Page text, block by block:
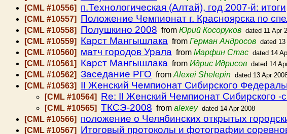
[CML #10556] п.Технологическая (Алтай), год 2007-й: итоги
[CML #10557] Положение Чемпионат г. Красноярска по
[CML #10558] Полушкино 2008 from Юрий Косоруков dated 11 Apr
[CML #10559] Карст Мангышлака from Герман Андросов dated 13
[CML #10560] матч городов Урала from Марфин Стас dated 14
[CML #10561] Карст Мангышлака from Идрис Идрисов dated 14
[CML #10562] Заседание РГО from Alexei Shelepin dated 13 Apr
[CML #10563] II Женский Чемпионат Сибирского
[CML #10564] Re: II Женский Чемпионат Сибирского -
[CML #10565] ТКСЭ-2008 from alexey dated 14 Apr 2008
[CML #10566] положение о Челябинских открытых
[CML #10567] Итоговый протоколы и фотографии